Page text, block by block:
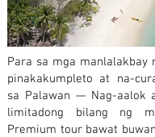
Para sa mga manlalakbay
pinakakumpleto at na-
sa Palawan — Nag-aalok
limitadong bilang ng
Premium tour bawat